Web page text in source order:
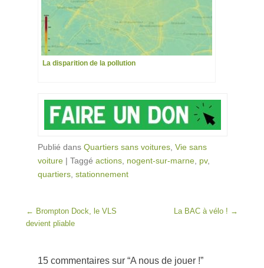
La disparition de la pollution
Publié dans Quartiers sans voitures, Vie sans
voiture | Taggé actions, nogent-sur-marne, pv,
quartiers, stationnement
Post navigation
← Brompton Dock, le VLS
devient pliable
La BAC à vélo ! →
15 commentaires sur “A nous de jouer !”